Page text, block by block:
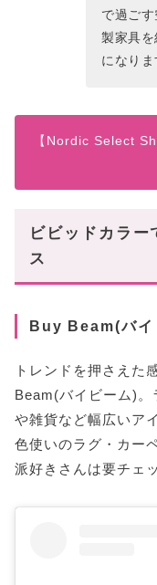
で過ご
製家具
になりま
【Nordic Select
ビビッドカラー
ス
Buy Beam(バイ
トレンドを押さえた
Beam(バイビーム)。
や雑貨など幅広いア
色使いのラグ・カー
派好きさんは要チェ